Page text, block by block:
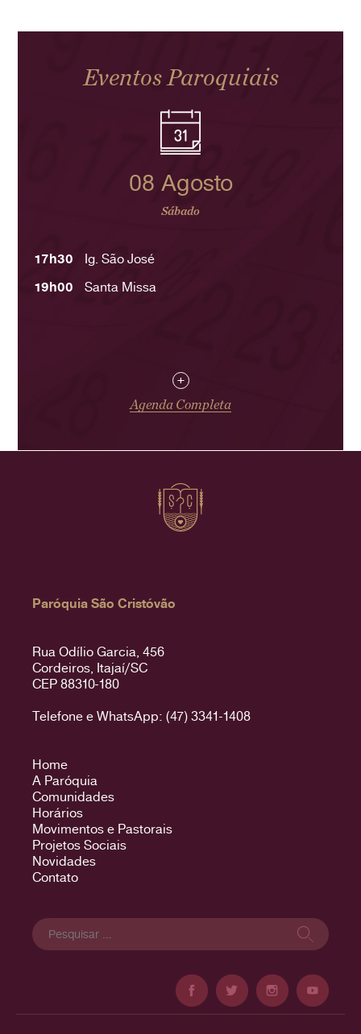
Eventos Paroquiais
08 Agosto
Sábado
17h30
Ig. São José
19h00
Santa Missa
+
Agenda Completa
Paróquia São Cristóvão
Rua Odílio Garcia, 456
Cordeiros, Itajaí/SC
CEP 88310-180
Telefone e WhatsApp: (47) 3341-1408
Home
A Paróquia
Comunidades
Horários
Movimentos e Pastorais
Projetos Sociais
Novidades
Contato
Pesquisar
por: